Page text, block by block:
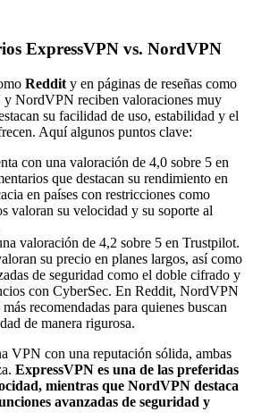
ExpressVPN vs. NordVPN
Reddit y en páginas de reseñas como
y NordVPN reciben valoraciones muy
su facilidad de uso, estabilidad y el
Aquí algunos puntos clave:
con una valoración de 4,0 sobre 5 en
que destacan su rendimiento en
en países con restricciones como
valoran su velocidad y su soporte al
valoración de 4,2 sobre 5 en Trustpilot.
su precio en planes largos, así como
de seguridad como el doble cifrado y
con CyberSec. En Reddit, NordVPN
recomendadas para quienes buscan
de manera rigurosa.
VPN con una reputación sólida, ambas
ExpressVPN es una de las preferidas
mientras que NordVPN destaca
avanzadas de seguridad y